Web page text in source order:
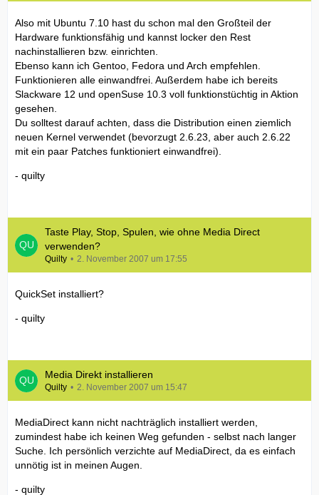
Also mit Ubuntu 7.10 hast du schon mal den Großteil der
Hardware funktionsfähig und kannst locker den Rest
nachinstallieren bzw. einrichten.
Ebenso kann ich Gentoo, Fedora und Arch empfehlen.
Funktionieren alle einwandfrei. Außerdem habe ich bereits
Slackware 12 und openSuse 10.3 voll funktionstüchtig in Aktion
gesehen.
Du solltest darauf achten, dass die Distribution einen ziemlich
neuen Kernel verwendet (bevorzugt 2.6.23, aber auch 2.6.22
mit ein paar Patches funktioniert einwandfrei).
- quilty
Taste Play, Stop, Spulen, wie ohne Media Direct
verwenden?
Quilty 2. November 2007 um 17:55
QuickSet installiert?
- quilty
Media Direkt installieren
Quilty 2. November 2007 um 15:47
MediaDirect kann nicht nachträglich installiert werden,
zumindest habe ich keinen Weg gefunden - selbst nach langer
Suche. Ich persönlich verzichte auf MediaDirect, da es einfach
unnötig ist in meinen Augen.
- quilty